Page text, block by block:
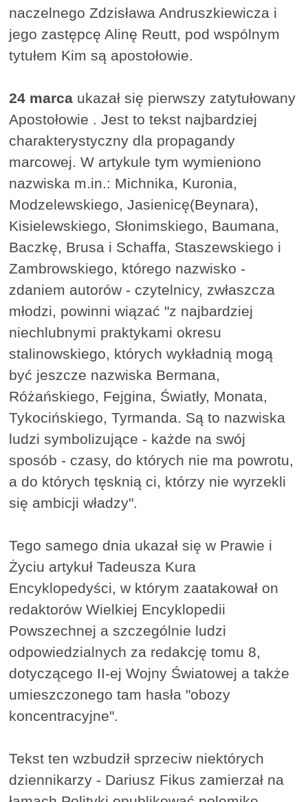
naczelnego Zdzisława Andruszkiewicza i
jego zastępcę Alinę Reutt, pod wspólnym
tytułem Kim są apostołowie.
24 marca ukazał się pierwszy zatytułowany
Apostołowie . Jest to tekst najbardziej
charakterystyczny dla propagandy
marcowej. W artykule tym wymieniono
nazwiska m.in.: Michnika, Kuronia,
Modzelewskiego, Jasienicę(Beynara),
Kisielewskiego, Słonimskiego, Baumana,
Baczkę, Brusa i Schaffa, Staszewskiego i
Zambrowskiego, którego nazwisko -
zdaniem autorów - czytelnicy, zwłaszcza
młodzi, powinni wiązać "z najbardziej
niechlubnymi praktykami okresu
stalinowskiego, których wykładnią mogą
być jeszcze nazwiska Bermana,
Różańskiego, Fejgina, Światły, Monata,
Tykocińskiego, Tyrmanda. Są to nazwiska
ludzi symbolizujące - każde na swój
sposób - czasy, do których nie ma powrotu,
a do których tęsknią ci, którzy nie wyrzekli
się ambicji władzy".
Tego samego dnia ukazał się w Prawie i
Życiu artykuł Tadeusza Kura
Encyklopedyści, w którym zaatakował on
redaktorów Wielkiej Encyklopedii
Powszechnej a szczególnie ludzi
odpowiedzialnych za redakcję tomu 8,
dotyczącego II-ej Wojny Światowej a także
umieszczonego tam hasła "obozy
koncentracyjne".
Tekst ten wzbudził sprzeciw niektórych
dziennikarzy - Dariusz Fikus zamierzał na